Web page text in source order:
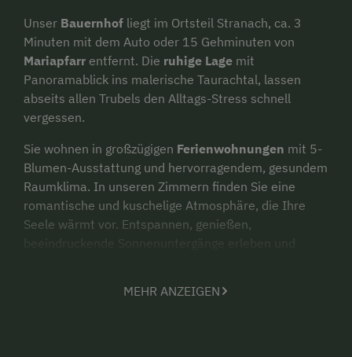
Unser Bauernhof liegt im Ortsteil Stranach, ca. 3
Minuten mit dem Auto oder 15 Gehminuten von
Mariapfarr entfernt. Die ruhige Lage mit
Panoramablick ins malerische Taurachtal, lassen
abseits allen Trubels den Alltags-Stress schnell
vergessen.
Sie wohnen in großzügigen Ferienwohnungen mit 5-
Blumen-Ausstattung und hervorragendem, gesundem
Raumklima. In unseren Zimmern finden Sie eine
romantische und kuschelige Atmosphäre, die Ihre
Seele wärmt vor. Entspannen, genießen,
beeindruckende Sonnenuntergänge erleben und
Wohlfühlzimmer mit Bad, WC und
MEHR ANZEIGEN